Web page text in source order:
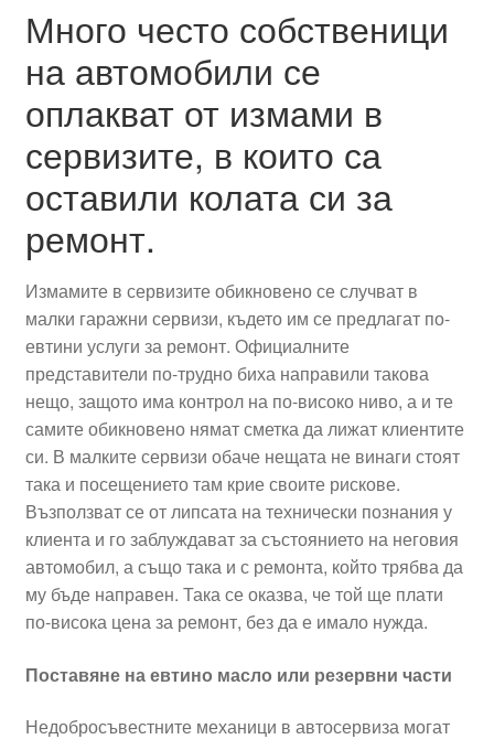
Много често собственици
на автомобили се
оплакват от измами в
сервизите, в които са
оставили колата си за
ремонт.
Измамите в сервизите обикновено се случват в
малки гаражни сервизи, където им се предлагат по-
евтини услуги за ремонт. Официалните
представители по-трудно биха направили такова
нещо, защото има контрол на по-високо ниво, а и те
самите обикновено нямат сметка да лижат клиентите
си. В малките сервизи обаче нещата не винаги стоят
така и посещението там крие своите рискове.
Възползват се от липсата на технически познания у
клиента и го заблуждават за състоянието на неговия
автомобил, а също така и с ремонта, който трябва да
му бъде направен. Така се оказва, че той ще плати
по-висока цена за ремонт, без да е имало нужда.
Поставяне на евтино масло или резервни части
Недобросъвестните механици в автосервиза могат